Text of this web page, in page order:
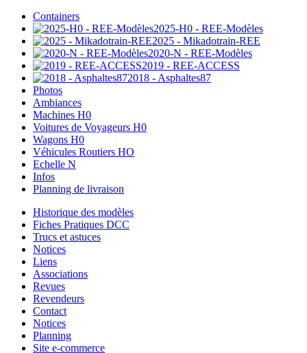
Containers
2025-H0 - REE-Modèles
2025 - Mikadotrain-REE
2020-N - REE-Modèles
2019 - REE-ACCESS
2018 - Asphaltes87
Photos
Ambiances
Machines H0
Voitures de Voyageurs H0
Wagons H0
Véhicules Routiers HO
Echelle N
Infos
Planning de livraison
Historique des modèles
Fiches Pratiques DCC
Trucs et astuces
Notices
Liens
Associations
Revues
Revendeurs
Contact
Notices
Planning
Site e-commerce